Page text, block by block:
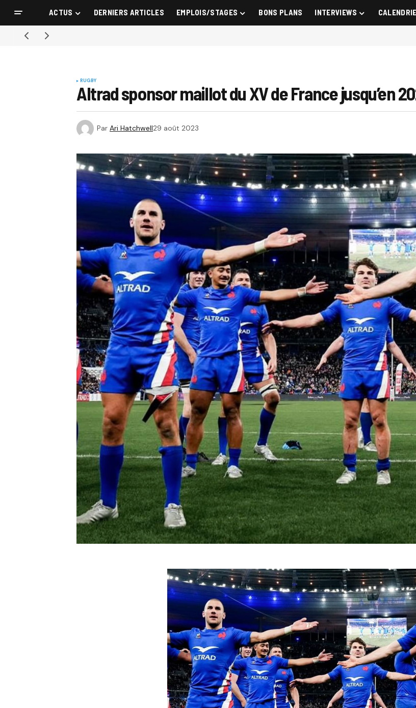
ACTUS DERNIERS ARTICLES EMPLOIS/STAGES BONS PLANS INTERVIEWS
RUGBY
Altrad sponsor maillot du XV de France jusqu’en
Par Ari Hatchwell29 août 2023